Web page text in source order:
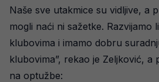
Naše sve utakmice su vidljive, a
mogli naći ni sažetke. Razvijamo
klubovima i imamo dobru
klubovima”, rekao je Zeljković, a
na optužbe: